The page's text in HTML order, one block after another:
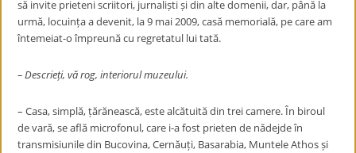
să invite prieteni scriitori, jurnaliști și din alte domenii, dar, până la
urmă, locuința a devenit, la 9 mai 2009, casă memorială, pe care am
întemeiat-o împreună cu regretatul lui tată.
– Descrieți, vă rog, interiorul muzeului.
– Casa, simplă, țărănească, este alcătuită din trei camere. În biroul
de vară, se află microfonul, care i-a fost prieten de nădejde în
transmisiunile din Bucovina, Cernăuți, Basarabia, Muntele Athos și